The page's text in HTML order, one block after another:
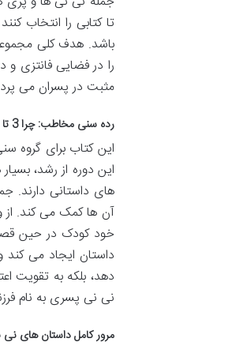
تا کتابی را انتخاب
باشد. هدف کلی
را در فضایی فانتزی
مثبت در پسران می
رده سنی مخاطب: چرا 3 تا 8 سال؟
این دوره از رشد،
های داستانی دارند.
آن ها کمک می کند. از
خود کودک در حین
داستان ایجاد می کند
دهد، بلکه به تقویت
نی نی پسری به نام
مرور کامل داستان های